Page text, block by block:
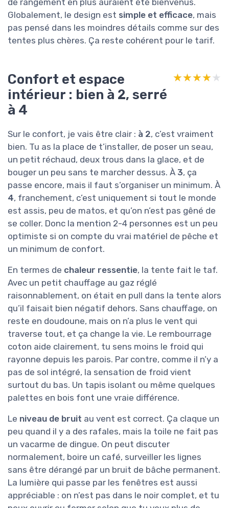
Globalement, le design est simple et efficace, mais
pas pensé dans les moindres détails comme sur des
tentes plus chères. Ça reste cohérent pour le tarif.
Confort et espace
intérieur : bien à 2, serré
à 4
★★★★★
★★★★★
Sur le confort, je vais être clair : à 2, c’est vraiment
bien. Tu as la place de t’installer, de poser un seau,
un petit réchaud, deux trous dans la glace, et de
bouger un peu sans te marcher dessus. À 3, ça
passe encore, mais il faut s’organiser un minimum. À
4, franchement, c’est uniquement si tout le monde
est assis, peu de matos, et qu’on n’est pas gêné de
se coller. Donc la mention 2-4 personnes est un peu
optimiste si on compte du vrai matériel de pêche et
un minimum de confort.
En termes de chaleur ressentie, la tente fait le taf.
Avec un petit chauffage au gaz réglé
raisonnablement, on était en pull dans la tente alors
qu’il faisait bien négatif dehors. Sans chauffage, on
reste en doudoune, mais on n’a plus le vent qui
traverse tout, et ça change la vie. Le rembourrage
coton aide clairement, tu sens moins le froid qui
rayonne depuis les parois. Par contre, comme il n’y a
pas de sol intégré, la sensation de froid vient
surtout du bas. Un tapis isolant ou même quelques
palettes en bois font une vraie différence.
Le niveau de bruit au vent est correct. Ça claque un
peu quand il y a des rafales, mais la toile ne fait pas
un vacarme de dingue. On peut discuter
normalement, boire un café, surveiller les lignes
sans être dérangé par un bruit de bâche permanent.
La lumière qui passe par les fenêtres est aussi
appréciable : on n’est pas dans le noir complet, et tu